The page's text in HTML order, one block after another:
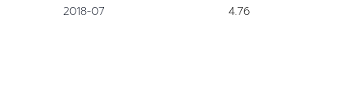
2018-07 4.76